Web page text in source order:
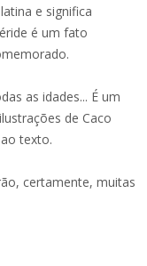
e significa
é um fato
as idades... É um
de Caco
texto.
certamente, muitas